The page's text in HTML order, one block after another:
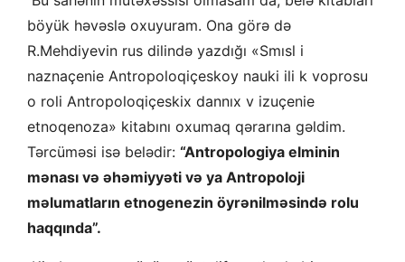
böyük həvəslə oxuyuram. Ona görə də
R.Mehdiyevin rus dilində yazdığı «Smısl i
naznaçenie Antropoloqiçeskoy nauki ili k voprosu
o roli Antropoloqiçeskix dannıx v izuçenie
etnoqenoza» kitabını oxumaq qərarına gəldim.
Tərcüməsi isə belədir: “Antropologiya elminin
mənası və əhəmiyyəti və ya Antropoloji
məlumatların etnogenezin öyrənilməsində rolu
haqqında”.